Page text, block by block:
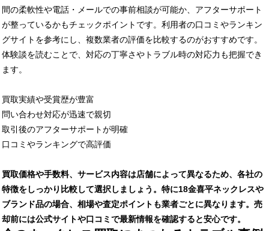
間の柔軟性や電話・メールでの事前相談が可能か、アフターサポート
が整っているかもチェックポイントです。利用者の口コミやランキン
グサイトを参考にし、複数業者の評価を比較するのがおすすめです。
体験談を読むことで、対応の丁寧さやトラブル時の対応力も把握でき
ます。
買取実績や受賞歴が豊富
問い合わせ対応が迅速で親切
取引後のアフターサポートが明確
口コミやランキングで高評価
買取価格や手数料、サービス内容は店舗によって異なるため、各社の
特徴をしっかり比較して選択しましょう。特に18金喜平ネックレスや
ブランド品の場合、相場や査定ポイントも業者ごとに異なります。売
却前には公式サイトや口コミで最新情報を確認すると安心です。